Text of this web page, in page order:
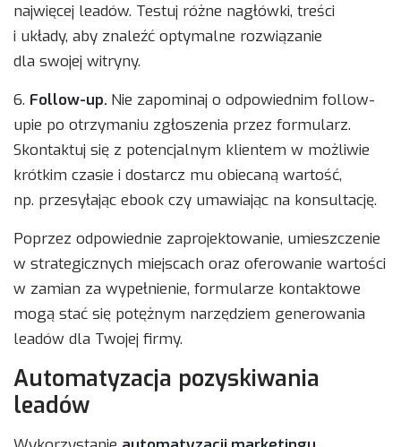
najwięcej leadów. Testuj różne nagłówki, treści
i układy, aby znaleźć optymalne rozwiązanie
dla swojej witryny.
6. Follow-up. Nie zapominaj o odpowiednim follow-
upie po otrzymaniu zgłoszenia przez formularz.
Skontaktuj się z potencjalnym klientem w możliwie
krótkim czasie i dostarcz mu obiecaną wartość,
np. przesyłając ebook czy umawiając na konsultację.
Poprzez odpowiednie zaprojektowanie, umieszczenie
w strategicznych miejscach oraz oferowanie wartości
w zamian za wypełnienie, formularze kontaktowe
mogą stać się potężnym narzędziem generowania
leadów dla Twojej firmy.
Automatyzacja pozyskiwania
leadów